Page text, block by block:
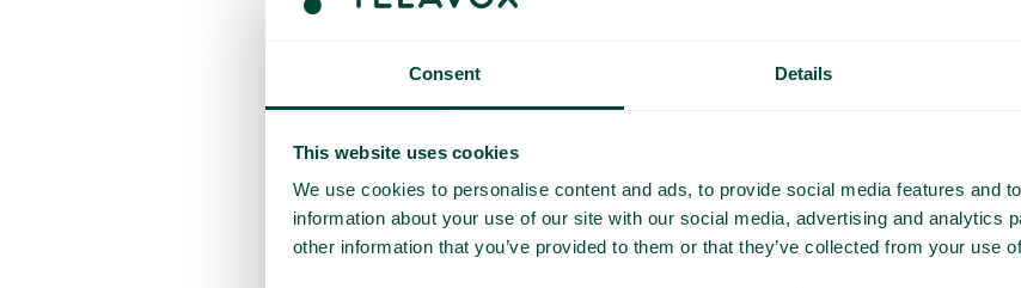
Consent Details
This website uses cookies
We use cookies to personalise content and ads, to provide social media features and
information about your use of our site with our social media, advertising and analytics
other information that you’ve provided to them or that they’ve collected from your use